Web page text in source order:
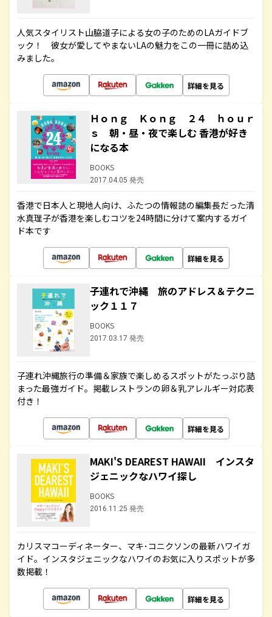
人気スタイリスト山脇道子による女の子のためのLAガイドブ
ック！ 彼女が愛してやまないLAの魅力をこの一冊に詰め込
みました。
詳細を見る
Ｈｏｎｇ Ｋｏｎｇ ２４ ｈｏｕｒ
ｓ 朝・昼・夜で楽しむ 香港が好き
になる本
BOOKS
2017.04.05 発売
香港で日本人と現地人向け、ふたつの情報誌の編集長だった清
水真理子が香港を楽しむコツを24時間に分けて案内するガイ
ド本です
詳細を見る
子連れで沖縄 旅のアドレス＆テクニ
ック１１７
BOOKS
2017.03.17 発売
子連れ沖縄旅行の準備＆家族で楽しめるスポットがたっぷり詰
まった最強ガイド。掲載レストランの卵＆乳アレルギー対応表
付き！
詳細を見る
MAKI'S DEAREST HAWAII インスタ
ジェニックなハワイ探し
BOOKS
2016.11.25 発売
カリスマコーディネーター、マキ･コニクソンの最新ハワイガ
イド。インスタジェニックなハワイのお気に入りスポットが多
数掲載！
詳細を見る